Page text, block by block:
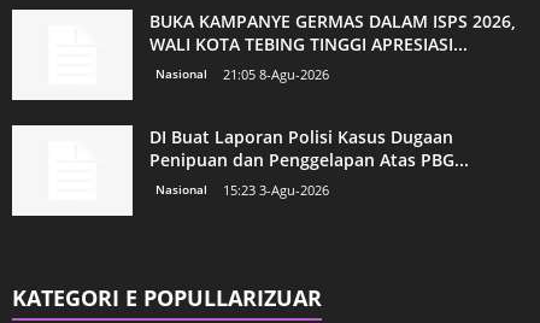
BUKA KAMPANYE GERMAS DALAM ISPS 2026,
WALI KOTA TEBING TINGGI APRESIASI...
Nasional 21:05 8-Agu-2026
DI Buat Laporan Polisi Kasus Dugaan
Penipuan dan Penggelapan Atas PBG...
Nasional 15:23 3-Agu-2026
KATEGORI E POPULLARIZUAR